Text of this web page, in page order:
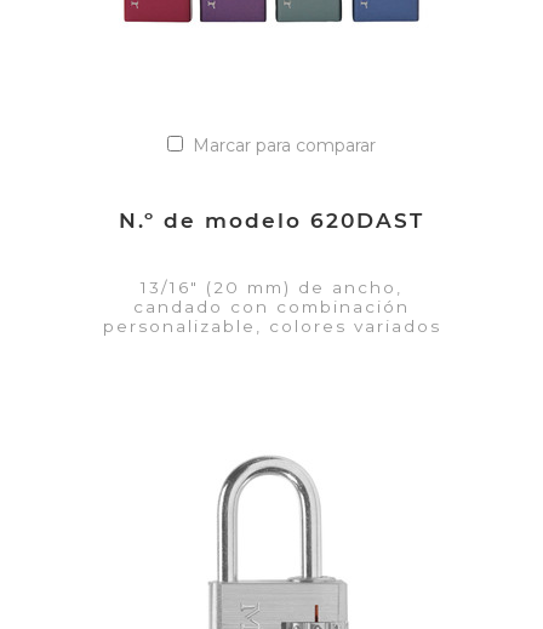
Marcar para comparar
N.º de modelo 620DAST
13/16" (20 mm) de ancho,
candado con combinación
personalizable, colores variados
VER DETALLES
Añadir a la lista de cotización